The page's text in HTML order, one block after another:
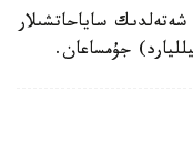
ساياحاتشىلار